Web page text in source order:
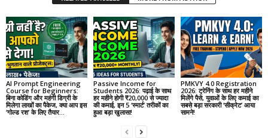
AI Prompt Engineering
Course for Beginners:
बिना कोडिंग और महंगी डिग्री के
मिलेगा लाखों का पैकेज, क्या आप इस
‘गोल्ड रश’ के लिए तैयार...
Passive Income for
Students 2026: पढ़ाई के साथ
हर महीने होगी ₹20,000 से ज्यादा
की कमाई, इन 5 ‘स्मार्ट’ तरीकों का
हुआ बड़ा खुलासा!
PMKVY 4.0 Registration
2026: ट्रेनिंग के साथ हर महीने
मिलेंगे पैसे, युवाओं के लिए कमाई का
सबसे बड़ा सरकारी ‘सीक्रेट’ आया
सामने!